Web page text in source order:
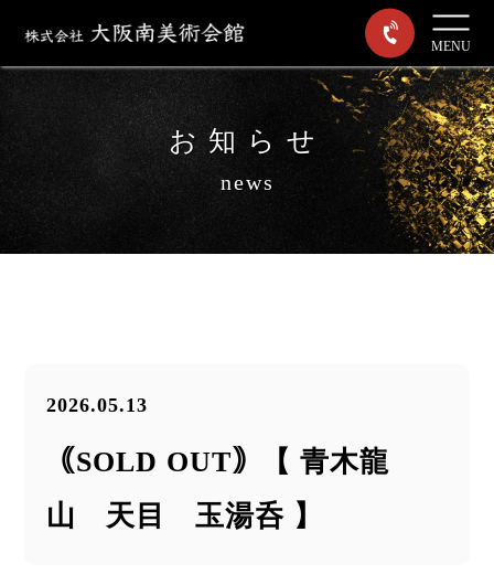
MENU
お知らせ
news
2026.05.13
｟SOLD OUT｠【 青木龍
山 天目 玉湯呑 】